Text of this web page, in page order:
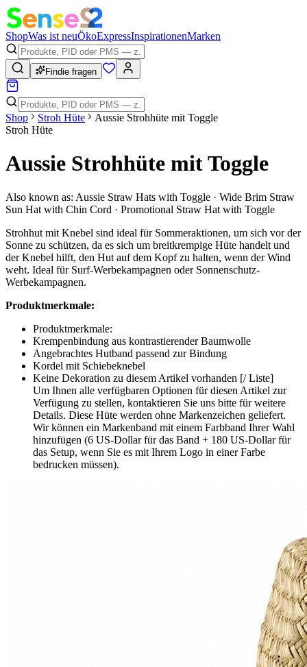
ShopWas ist neuÖkoExpressInspirationenMarken
Findie fragen
Shop Stroh Hüte
Aussie Strohhüte mit Toggle
Stroh Hüte
Aussie Strohhüte mit Toggle
Also known as: Aussie Straw Hats with Toggle · Wide Brim Straw
Sun Hat with Chin Cord · Promotional Straw Hat with Toggle
Strohhut mit Knebel sind ideal für Sommeraktionen, um sich vor der
Sonne zu schützen, da es sich um breitkrempige Hüte handelt und
der Knebel hilft, den Hut auf dem Kopf zu halten, wenn der Wind
weht. Ideal für Surf-Werbekampagnen oder Sonnenschutz-
Werbekampagnen.
Produktmerkmale:
Produktmerkmale:
Krempenbindung aus kontrastierender Baumwolle
Angebrachtes Hutband passend zur Bindung
Kordel mit Schiebeknebel
Keine Dekoration zu diesem Artikel vorhanden [/ Liste]
Um Ihnen alle verfügbaren Optionen für diesen Artikel zur
Verfügung zu stellen, kontaktieren Sie uns bitte für weitere
Details. Diese Hüte werden ohne Markenzeichen geliefert.
Wir können ein Markenband mit einem Farbband Ihrer Wahl
hinzufügen (6 US-Dollar für das Band + 180 US-Dollar für
das Setup, wenn Sie es mit Ihrem Logo in einer Farbe
bedrucken müssen).